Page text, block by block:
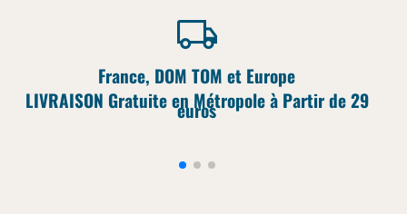
France, DOM TOM et Europe
LIVRAISON Gratuite en Métropole à Partir de 29
euros